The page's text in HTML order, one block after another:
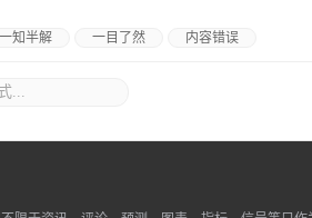
一知半解 一目了然 内容错误